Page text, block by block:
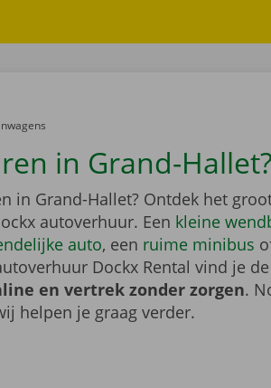
in Grand-Hallet?
in Grand-Hallet? Ontdek het
autoverhuur. Een kleine
auto, een ruime minibus
Dockx Rental vind je
en vertrek zonder zorgen.
helpen je graag verder.